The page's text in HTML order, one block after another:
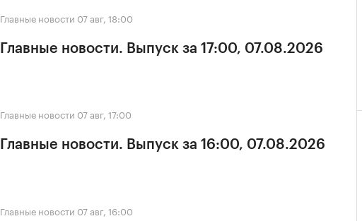
Главные новости 07 авг, 18:00
Главные новости. Выпуск за 17:00, 07.08.2026
Главные новости 07 авг, 17:00
Главные новости. Выпуск за 16:00, 07.08.2026
Главные новости 07 авг, 16:00